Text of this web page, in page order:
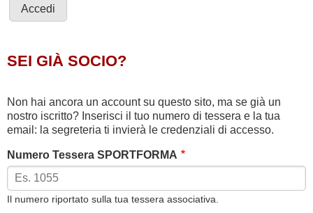
SEI GIÀ SOCIO?
Non hai ancora un account su questo sito, ma se già un
nostro iscritto? Inserisci il tuo numero di tessera e la tua
email: la segreteria ti invierà le credenziali di accesso.
Numero Tessera SPORTFORMA
Il numero riportato sulla tua tessera associativa.